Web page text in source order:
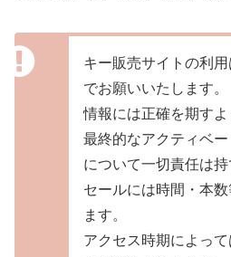
キー販売サイトの利
でお願いいたします。
情報には正確を期すよ
最終的なアクティベ
について一切責任は持
セールには時間・本
ます。
アクセス時期によっ